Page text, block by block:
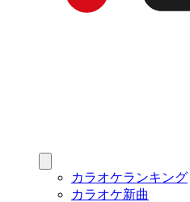
カラオケランキング
カラオケ新曲